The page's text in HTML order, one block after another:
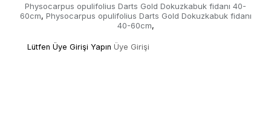
Physocarpus opulifolius Darts Gold Dokuzkabuk fidanı 40-
60cm, Physocarpus opulifolius Darts Gold Dokuzkabuk fidanı
40-60cm,
Lütfen Üye Girişi Yapın Üye Girişi